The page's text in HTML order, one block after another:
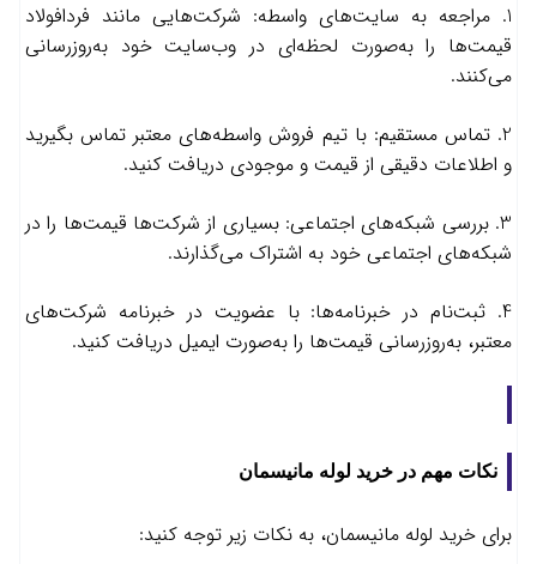
1. مراجعه به سایت‌های واسطه: شرکت‌هایی مانند فردافولاد
قیمت‌ها را به‌صورت لحظه‌ای در وب‌سایت خود به‌روزرسانی
می‌کنند.
2. تماس مستقیم: با تیم فروش واسطه‌های معتبر تماس بگیرید
و اطلاعات دقیقی از قیمت و موجودی دریافت کنید.
3. بررسی شبکه‌های اجتماعی: بسیاری از شرکت‌ها قیمت‌ها را در
شبکه‌های اجتماعی خود به اشتراک می‌گذارند.
4. ثبت‌نام در خبرنامه‌ها: با عضویت در خبرنامه شرکت‌های
معتبر، به‌روزرسانی قیمت‌ها را به‌صورت ایمیل دریافت کنید.
نکات مهم در خرید لوله مانیسمان
برای خرید لوله مانیسمان، به نکات زیر توجه کنید: